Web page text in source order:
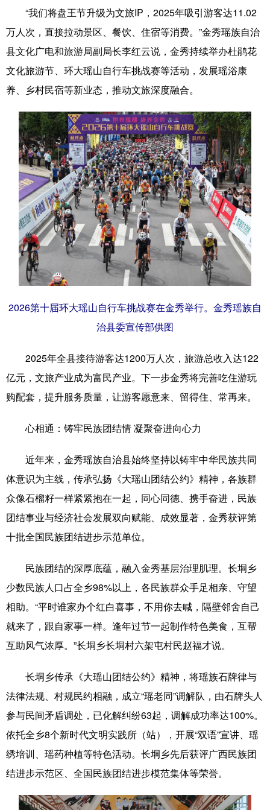
“我们将盘王节升级为文旅IP，2025年吸引游客达11.02
万人次，直接拉动景区、餐饮、住宿等消费。”金秀瑶族自治
县文化广电和旅游局副局长李红云说，金秀持续举办杜鹃花
文化旅游节、环大瑶山自行车挑战赛等活动，发展瑶浴康
养、乡村民宿等新业态，推动文旅深度融合。
2026第十届环大瑶山自行车挑战赛在金秀举行。金秀瑶族自
治县委宣传部供图
2025年全县接待游客达1200万人次，旅游总收入达122
亿元，文旅产业成为富民产业。下一步金秀将完善吃住游玩
购配套，提升服务质量，让游客愿意来、留得住、常再来。
心相通：铸牢民族团结情 凝聚奋进向心力
近年来，金秀瑶族自治县始终坚持以铸牢中华民族共同
体意识为主线，传承弘扬《大瑶山团结公约》精神，各族群
众像石榴籽一样紧紧抱在一起，同心同德、携手奋进，民族
团结事业与经济社会发展双向赋能、成效显著，金秀获评第
十批全国民族团结进步示范单位。
民族团结的深厚底蕴，融入金秀基层治理肌理。长垌乡
少数民族人口占全乡98%以上，各民族群众手足相亲、守望
相助。“平时谁家办个红白喜事，不用你去喊，隔壁邻舍自己
就来了，跟自家事一样。逢年过节一起制作特色美食，互帮
互助风气浓厚。”长垌乡长垌村六架屯村民赵福才说。
长垌乡传承《大瑶山团结公约》精神，将瑶族石牌律与
法律法规、村规民约相融，成立“瑶老同”调解队，由石牌头人
参与民间矛盾调处，已化解纠纷63起，调解成功率达100%。
依托全乡8个新时代文明实践所（站），开展“双语”宣讲、瑶
绣培训、瑶药种植等特色活动。长垌乡先后获评广西民族团
结进步示范区、全国民族团结进步模范集体等荣誉。